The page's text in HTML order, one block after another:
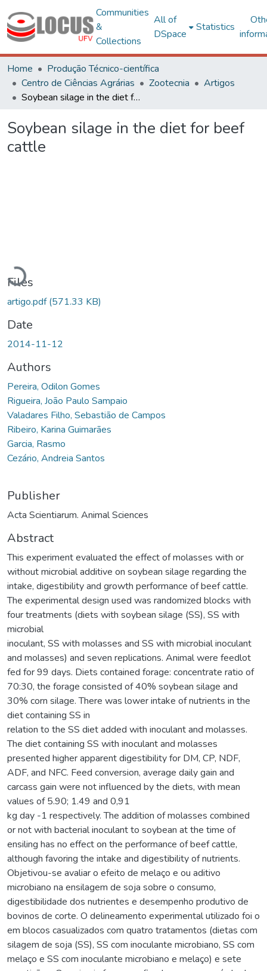
Communities
&
Collections
All of
DSpace
Statistics
Home
Produção Técnico-científica
Centro de Ciências Agrárias
Zootecnia
Artigos
Soybean silage in the diet for beef cattle
Soybean silage in the diet for beef
cattle
Loading...
Files
artigo.pdf(571.33 KB)
Date
2014-11-12
Authors
Pereira, Odilon Gomes
Rigueira, João Paulo Sampaio
Valadares Filho, Sebastião de Campos
Ribeiro, Karina Guimarães
Garcia, Rasmo
Cezário, Andreia Santos
Publisher
Acta Scientiarum. Animal Sciences
Abstract
This experiment evaluated the effect of molasses with or
without microbial additive on soybean silage regarding the
intake, digestibility and growth performance of beef cattle.
The experimental design used was randomized blocks with
four treatments (diets with soybean silage (SS), SS with
microbial
inoculant, SS with molasses and SS with microbial inoculant
and molasses) and seven replications. Animal were feedlot
fed for 99 days. Diets contained forage: concentrate ratio of
70:30, the forage consisted of 40% soybean silage and
30% corn silage. There was lower intake of nutrients in the
diet containing SS in
relation to the SS diet added with inoculant and molasses.
The diet containing SS with inoculant and molasses
presented higher apparent digestibility for DM, CP, NDF,
ADF, and NFC. Feed conversion, average daily gain and
carcass gain were not influenced by the diets, with mean
values of 5.90; 1.49 and 0,91
kg day -1 respectively. The addition of molasses combined
or not with bacterial inoculant to soybean at the time of
ensiling has no effect on the performance of beef cattle,
although favoring the intake and digestibility of nutrients.
Objetivou-se avaliar o efeito de melaço e ou aditivo
microbiano na ensilagem de soja sobre o consumo,
digestibilidade dos nutrientes e desempenho produtivo de
bovinos de corte. O delineamento experimental utilizado foi o
em blocos casualizados com quatro tratamentos (dietas com
silagem de soja (SS), SS com inoculante microbiano, SS com
melaço e SS com inoculante microbiano e melaço) e sete